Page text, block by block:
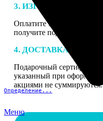
Определение...
Меню
3. ИЗГОТОВЛЕНИЕ
Оплатите заказ
получите подтверждение
4. ДОСТАВКА И
Подарочный сертификат
указанный при
акциями не суммируются.